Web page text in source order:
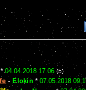
04.04.2018 17:06 (5)
-Elokin* 07.05.2018